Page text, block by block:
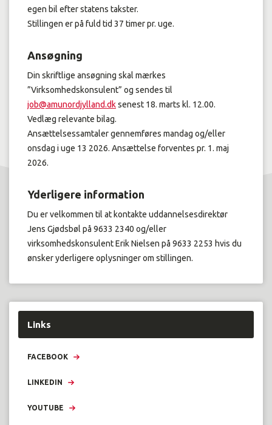
egen bil efter statens takster.
Stillingen er på fuld tid 37 timer pr. uge.
Ansøgning
Din skriftlige ansøgning skal mærkes
”Virksomhedskonsulent” og sendes til
job@amunordjylland.dksenest 18. marts kl. 12.00.
Vedlæg relevante bilag.
Ansættelsessamtaler gennemføres mandag og/eller
onsdag i uge 13 2026. Ansættelse forventes pr. 1. maj
2026.
Yderligere information
Du er velkommen til at kontakte uddannelsesdirektør
Jens Gjødsbøl på 9633 2340 og/eller
virksomhedskonsulent Erik Nielsen på 9633 2253 hvis du
ønsker yderligere oplysninger om stillingen.
Links
FACEBOOK
LINKEDIN
YOUTUBE